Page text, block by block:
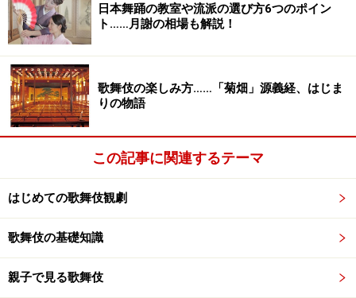
日本舞踊の教室や流派の選び方6つのポイン
ト……月謝の相場も解説！
歌舞伎の楽しみ方……「菊畑」源義経、はじま
りの物語
この記事に関連するテーマ
はじめての歌舞伎観劇
歌舞伎の基礎知識
親子で見る歌舞伎